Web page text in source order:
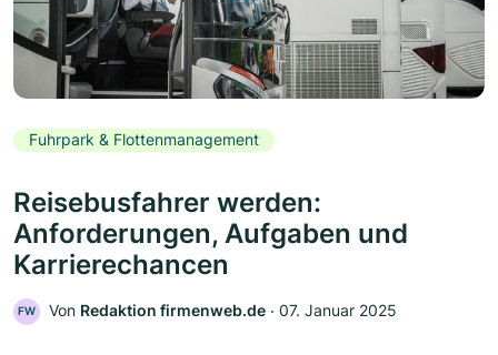
Fuhrpark & Flottenmanagement
Reisebusfahrer werden:
Anforderungen, Aufgaben und
Karrierechancen
FW Von Redaktion firmenweb.de ‧ 07. Januar 2025